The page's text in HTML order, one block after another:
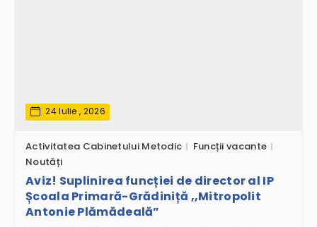
24 Iulie , 2026
Activitatea Cabinetului Metodic
Funcții vacante
Noutăți
Aviz! Suplinirea funcției de director al IP
Școala Primară-Grădiniță ,,Mitropolit
Antonie Plămădeală”